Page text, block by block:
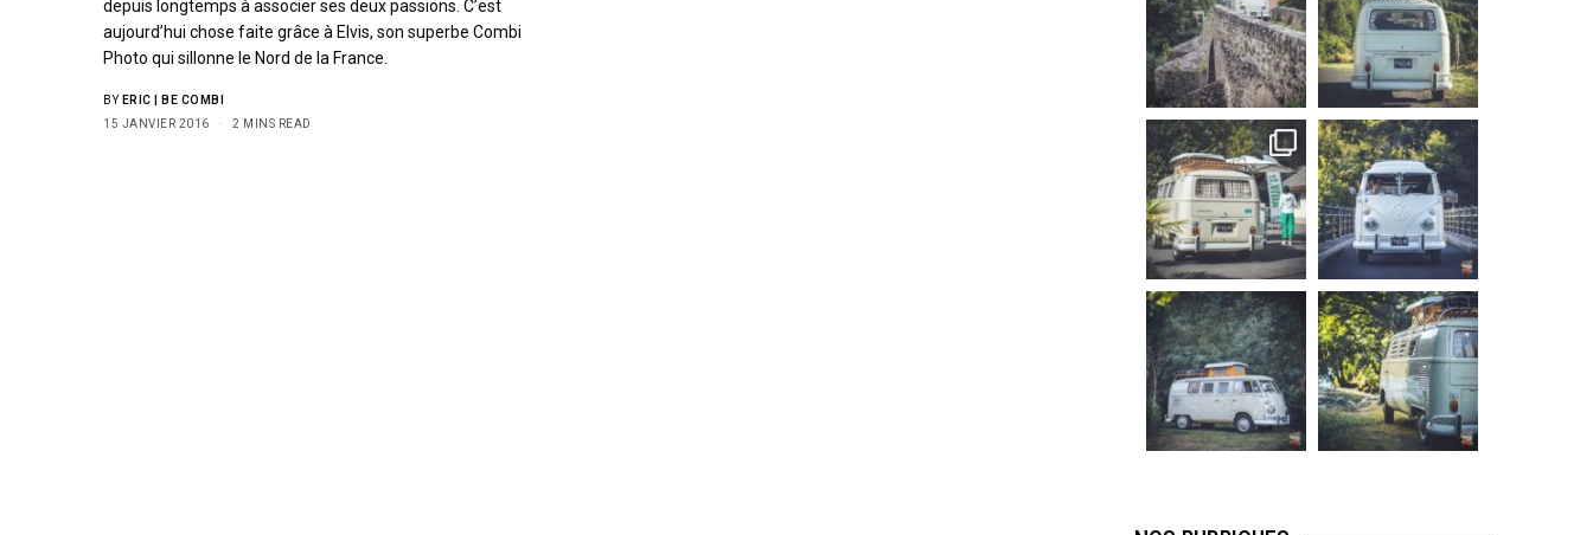
depuis longtemps à associer ses deux passions. C’est
aujourd’hui chose faite grâce à Elvis, son superbe Combi
Photo qui sillonne le Nord de la France.
BY ERIC | BE COMBI
15 JANVIER 2016
2 MINS READ
Sep 15
219
3
Sep 12
216
3
becombi
Sep 10
220
4
becombi
Août 10
177
becombi
Août 10
120
0
becombi
Août 10
108
0